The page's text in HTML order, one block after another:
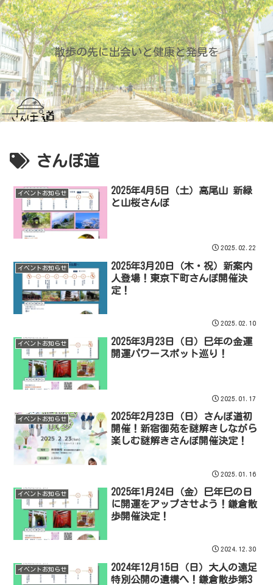
散歩の先に出会いと健康と発見を
さんぽ道
イベントお知らせ
2025年4月5日（土）高尾山 新緑
と山桜さんぽ
2025.02.22
イベントお知らせ
2025年3月20日（木・祝）新案内
人登場！東京下町さんぽ開催決
定！
2025.02.10
イベントお知らせ
2025年3月23日（日）巳年の金運
開運パワースポット巡り！
2025.01.17
イベントお知らせ
2025年2月23日（日）さんぽ道初
開催！新宿御苑を謎解きしながら
楽しむ謎解きさんぽ開催決定！
2025.01.16
イベントお知らせ
2025年1月24日（金）巳年巳の日
に開運をアップさせよう！鎌倉散
歩開催決定！
2024.12.30
イベントお知らせ
2024年12月15日（日）大人の遠足
特別公開の遺構へ！鎌倉散歩第3